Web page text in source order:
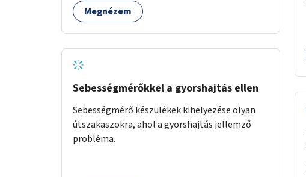
Megnézem
Sebességmérőkkel a gyorshajtás ellen
Sebességmérő készülékek kihelyezése olyan
útszakaszokra, ahol a gyorshajtás jellemző
probléma.